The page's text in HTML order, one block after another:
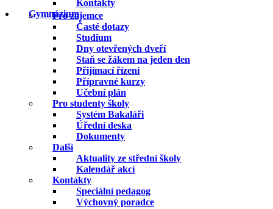
Kontakty
Gymnázium
Pro zájemce
Časté dotazy
Studium
Dny otevřených dveří
Staň se žákem na jeden den
Přijímací řízení
Přípravné kurzy
Učební plán
Pro studenty školy
Systém Bakaláři
Úřední deska
Dokumenty
Další
Aktuality ze střední školy
Kalendář akcí
Kontakty
Speciální pedagog
Výchovný poradce